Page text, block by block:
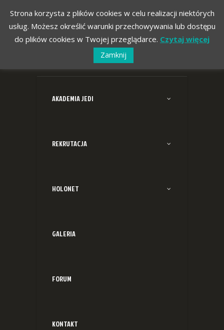
AKADEMIA JEDI
REKRUTACJA
HOLONET
GALERIA
FORUM
KONTAKT
Strona korzysta z plików cookies w celu realizacji niektórych
usług. Możesz określić warunki przechowywania lub dostępu
do plików cookies w Twojej przeglądarce. Czytaj więcej
Zamknij